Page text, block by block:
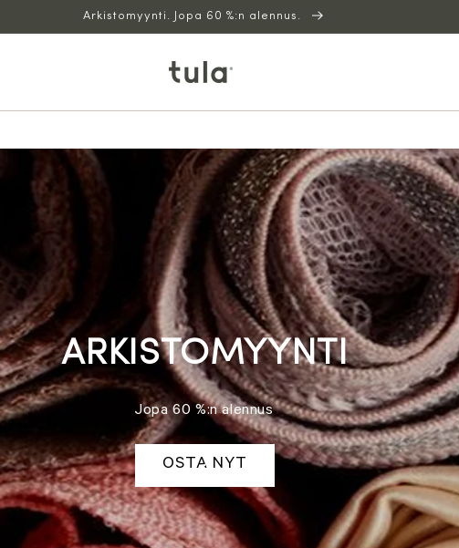
Arkistomyynti. Jopa 60 %:n alennus.
ARKISTOMYYNTI
Jopa 60 %:n alennus
OSTA NYT